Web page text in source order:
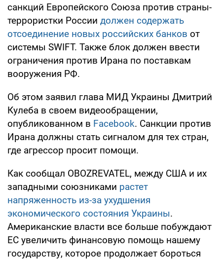
санкций Европейского Союза против страны-
террористки России должен содержать
отсоединение новых российских банков от
системы SWIFT. Также блок должен ввести
ограничения против Ирана по поставкам
вооружения РФ.
Об этом заявил глава МИД Украины Дмитрий
Кулеба в своем видеообращении,
опубликованном в Facebook. Санкции против
Ирана должны стать сигналом для тех стран,
где агрессор просит помощи.
Как сообщал OBOZREVATEL, между США и их
западными союзниками растет
напряженность из-за ухудшения
экономического состояния Украины.
Американские власти все больше побуждают
ЕС увеличить финансовую помощь нашему
государству, которое продолжает бороться